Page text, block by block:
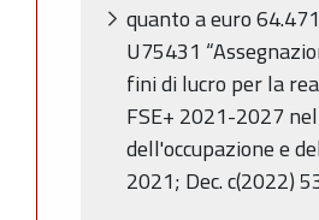
quanto a euro
U75431
fini di lucro per la
FSE+ 2021-2027
dell'occupazione e
2021; Dec. c(2022)